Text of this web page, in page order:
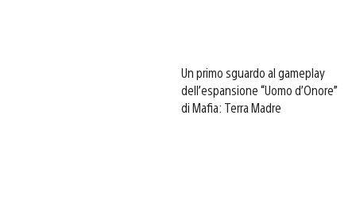
Un primo sguardo al gameplay
dell’espansione “Uomo d’Onore”
di Mafia: Terra Madre